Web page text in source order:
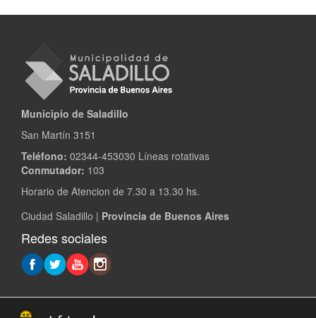
Municipio de Saladillo
San Martín 3151
Teléfono: 02344-453030 Líneas rotativas
Conmutador: 103
Horario de Atencion de 7.30 a 13.30 hs.
Ciudad Saladillo | Provincia de Buenos Aires
Redes sociales